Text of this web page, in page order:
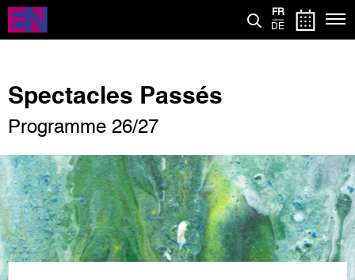
Aller
contenu
FR
DE
Spectacles Passés
Programme 26/27